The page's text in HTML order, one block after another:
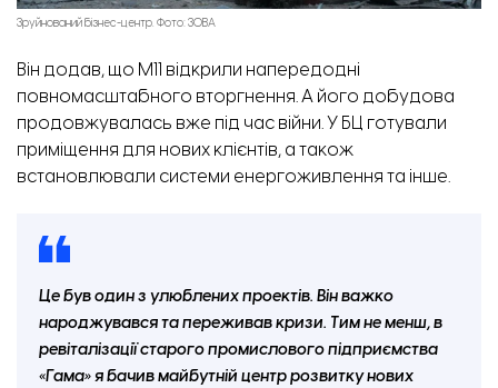
Зруйнований бізнес-центр. Фото: ЗОВА
Він додав, що М11 відкрили напередодні
повномасштабного вторгнення. А його добудова
продовжувалась вже під час війни. У БЦ готували
приміщення для нових клієнтів, а також
встановлювали системи енергоживлення та інше.
Це був один з улюблених проектів. Він важко
народжувався та переживав кризи. Тим не менш, в
ревіталізації старого промислового підприємства
«Гама» я бачив майбутній центр розвитку нових